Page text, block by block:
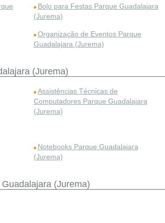
Bolo para Festas Parque Guadalajara
(Jurema)
Organização de Eventos Parque
Guadalajara (Jurema)
(Jurema)
Assistências Técnicas de
Computadores Parque Guadalajara
(Jurema)
Notebooks Parque Guadalajara
(Jurema)
(Jurema)